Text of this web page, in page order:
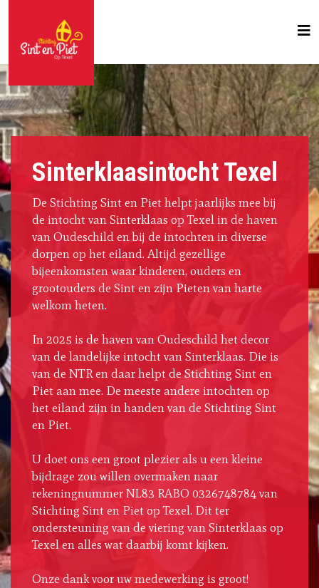
Sinterklaasintocht Texel
De Stichting Sint en Piet helpt jaarlijks mee bij
de intocht van Sinterklaas op Texel in de haven
van Oudeschild en bij de intochten in diverse
dorpen op het eiland. Altijd gezellige
bijeenkomsten waar kinderen, ouders en
grootouders de Sint en zijn Pieten van harte
welkom heten.
In 2025 is de haven van Oudeschild het decor
van de landelijke intocht van Sinterklaas. Die is
van de NTR en daar helpt de Stichting Sint en
Piet aan mee. De meeste andere intochten op
het eiland zijn in handen van de Stichting Sint
en Piet.
U doet ons een groot plezier als u een kleine
bijdrage zou willen overmaken naar
rekeningnummer NL83 RABO 0326748784 van
Stichting Sint en Piet op Texel. Dit ter
ondersteuning van de viering van Sinterklaas op
Texel en alles wat daarbij komt kijken.
Onze dank voor uw medewerking is groot!